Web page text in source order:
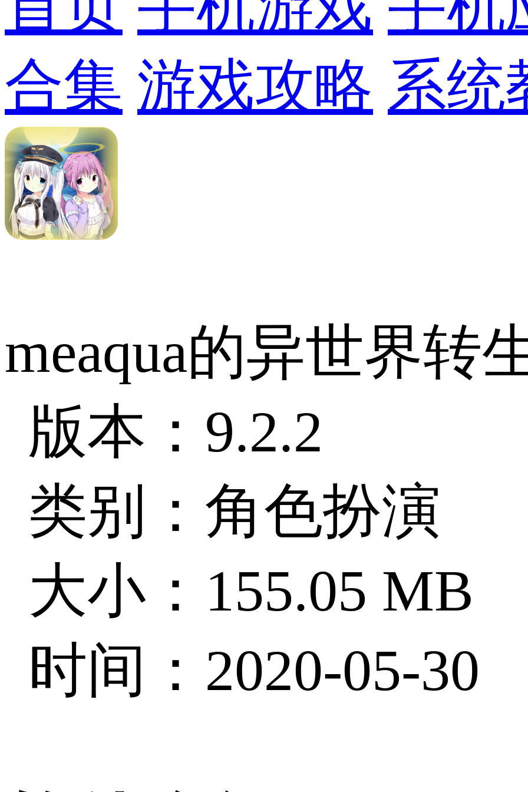
合集 游戏攻略 系统
meaqua的异世界转
版本：9.2.2
类别：角色扮演
大小：155.05 MB
时间：2020-05-30